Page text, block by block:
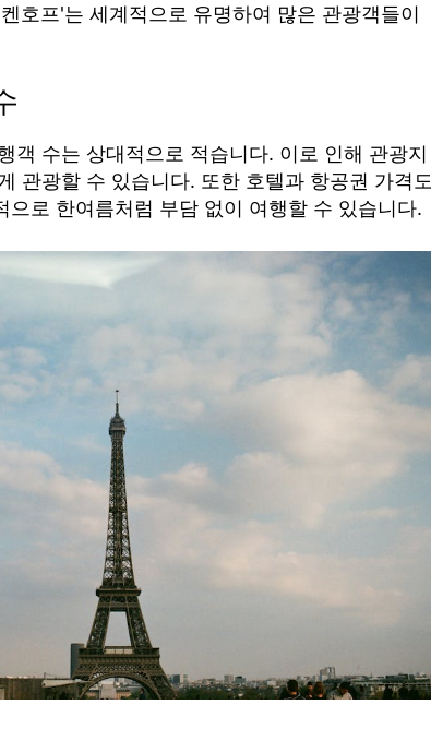
호프'는 세계적으로 유명하여 많은 관광객들이
객 수는 상대적으로 적습니다. 이로 인해 관광지
관광할 수 있습니다. 또한 호텔과 항공권 가격도
으로 한여름처럼 부담 없이 여행할 수 있습니다.